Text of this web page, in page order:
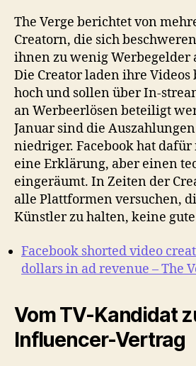
The Verge berichtet von
Creatorn, die sich
ihnen zu wenig Werbegelder
Die Creator laden ihre Videos
hoch und sollen über In-
an Werbeerlösen beteiligt
Januar sind die
niedriger. Facebook hat
eine Erklärung, aber einen
eingeräumt. In Zeiten der
alle Plattformen versuchen,
Künstler zu halten, keine
Facebook shorted video
dollars in ad revenue – The
Vom TV-Kandidat
Influencer-Vertrag